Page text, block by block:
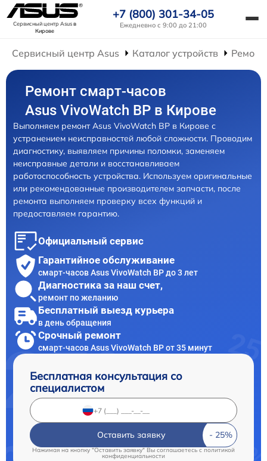
Сервисный центр Asusв
Кирове
+7 (800) 301-34-05
Ежедневно с 9:00 до 21:00
Сервисный центр Asus Каталог устройств
Ремонт смарт-часов
Asus VivoWatch BP в Кирове
Выполняем ремонт Asus VivoWatch BP в Кирове с
устранением неисправностей любой сложности. Проводим
диагностику, выявляем причины поломки, заменяем
неисправные детали и восстанавливаем
работоспособность устройства. Используем оригинальные
или рекомендованные производителем запчасти, после
ремонта выполняем проверку всех функций и
предоставляем гарантию.
Официальный сервис
Гарантийное обслуживание
смарт-часов Asus VivoWatch BP до 3 лет
Диагностика за наш счет,
ремонт по желанию
Бесплатный выезд курьера
в день обращения
Срочный ремонт
смарт-часов Asus VivoWatch BP от 35 минут
Бесплатная консультация со
специалистом
Оставить заявку
Нажимая на кнопку "Оставить заявку" Вы соглашаетесь c политикой
конфиденциальности